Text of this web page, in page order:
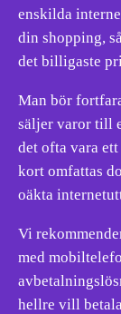
enskilda
din shopping,
det billigaste
Man bör
säljer varor till
det ofta vara
kort omfattas
oäkta
Vi
med
hellre vill